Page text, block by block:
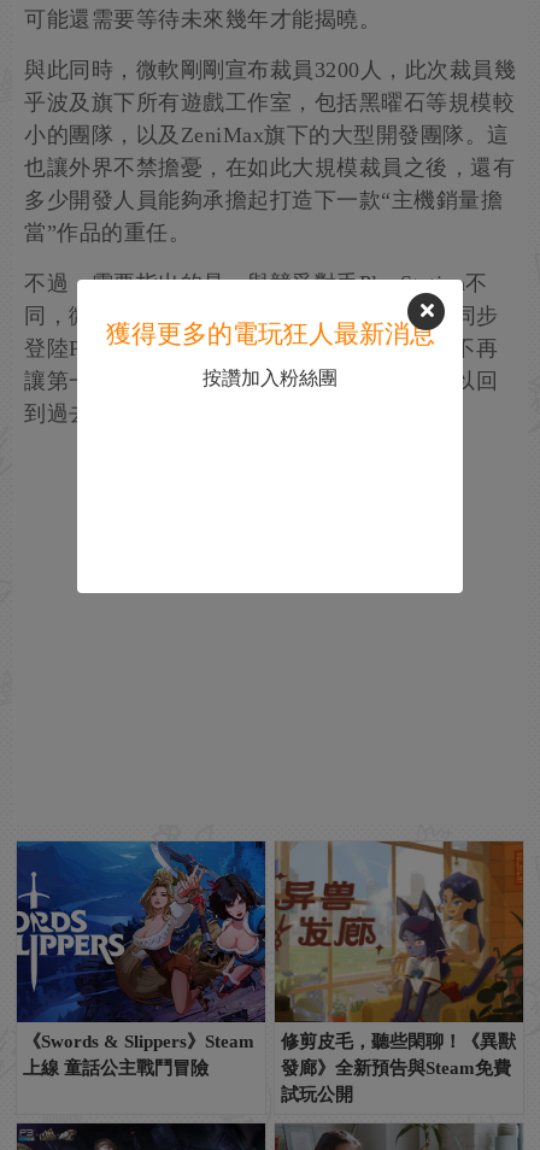
可能還需要等待未來幾年才能揭曉。
與此同時，微軟剛剛宣布裁員3200人，此次裁員幾
乎波及旗下所有遊戲工作室，包括黑曜石等規模較
小的團隊，以及ZeniMax旗下的大型開發團隊。這
也讓外界不禁擔憂，在如此大規模裁員之後，還有
多少開發人員能夠承擔起打造下一款“主機銷量擔
當”作品的重任。
不過，需要指出的是，與競爭對手PlayStation不
同，微軟旗下所有Xbox第一方遊戲目前都會同步
登陸PC平台。除非微軟未來改變這一策略，不再
讓第一方遊戲登陸PC，否則這些作品始終難以回
到過去那種傳統意義上的“真正獨佔”地位。
《Swords & Slippers》Steam
上線 童話公主戰鬥冒險
修剪皮毛，聽些閑聊！《異獸
發廊》全新預告與Steam免費
試玩公開
獲得更多的電玩狂人最新消息
按讚加入粉絲團